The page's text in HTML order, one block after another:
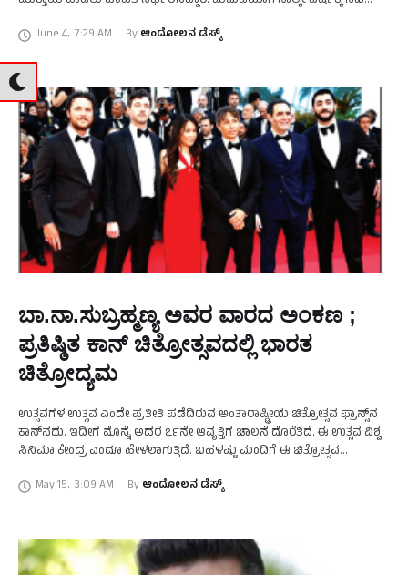
June 4, 7:29 AM By ಆಂದೋಲನ ಡೆಸ್ಕ್
ಬಾ.ನಾ.ಸುಬ್ರಹ್ಮಣ್ಯ ಅವರ ವಾರದ ಅಂಕಣ ;
ಪ್ರತಿಷ್ಠಿತ ಕಾನ್‌ ಚಿತ್ರೋತ್ಸವದಲ್ಲಿ ಭಾರತ
ಚಿತ್ರೋದ್ಯಮ
ಉತ್ಸವಗಳ ಉತ್ಸವ ಎಂದೇ ಪ್ರತೀತಿ ಪಡೆದಿರುವ ಅಂತಾರಾಷ್ಟ್ರೀಯ ಚಿತ್ರೋತ್ಸವ ಫ್ರಾನ್ಸ್‌ನ
ಕಾನ್‌ನದು. ಇದೀಗ ಮೊನ್ನೆ ಅದರ ೭೯ನೇ ಆವೃತ್ತಿಗೆ ಚಾಲನೆ ದೊರೆತಿದೆ. ಈ ಉತ್ಸವ ವಿಶ್ವ
ಸಿನಿಮಾ ಕೇಂದ್ರ ಎಂದೂ ಹೇಳಲಾಗುತ್ತಿದೆ. ಬಹಳಷ್ಟು ಮಂದಿಗೆ ಈ ಚಿತ್ರೋತ್ಸವ
May 15, 3:09 AM By ಆಂದೋಲನ ಡೆಸ್ಕ್